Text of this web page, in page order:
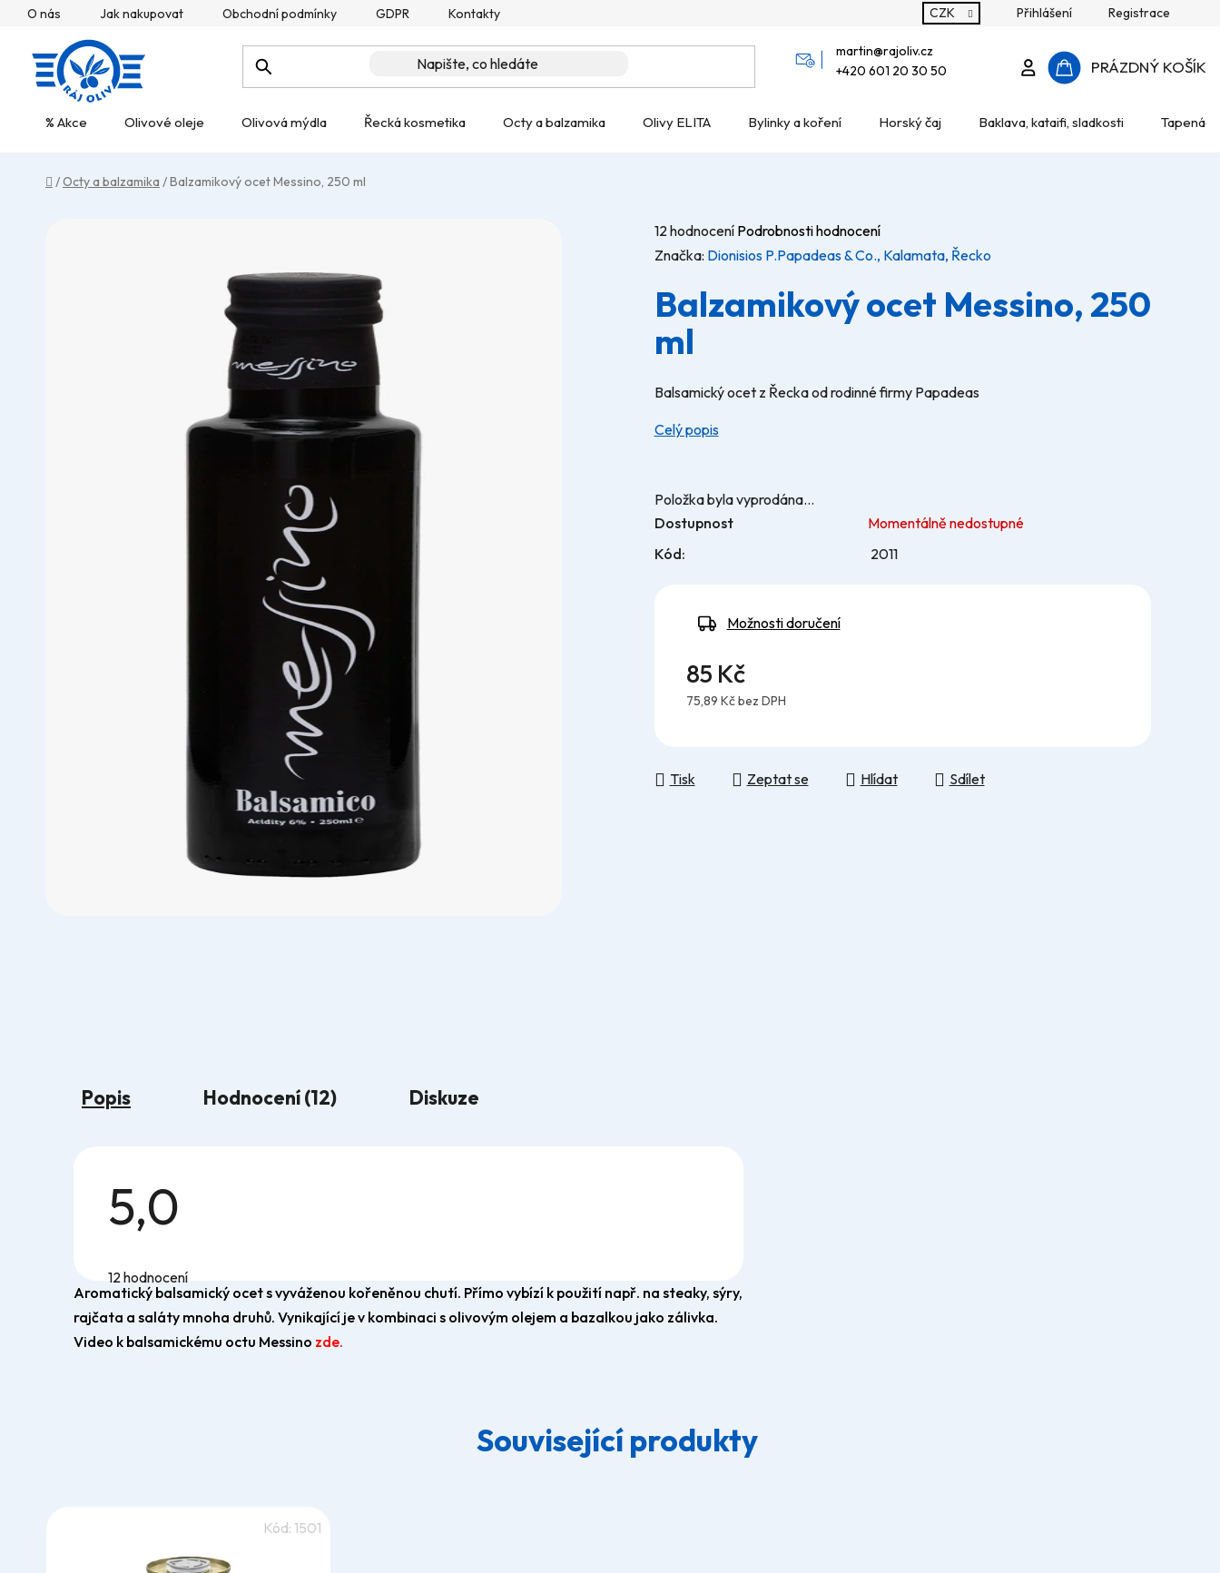
Přejít
obsah
O nás Jak nakupovat Obchodní podmínky GDPR Kontakty CZK Přihlášení Registrace
martin@rajoliv.cz
+420 601 20 30 50
Přihlášení
KOŠÍK
PRÁZDNÝ KOŠÍK
% Akce Olivové oleje Olivová mýdla Řecká kosmetika Octy a balzamika Olivy ELITA Bylinky a koření Horský čaj Baklava, kataifi, sladkosti
Domů
/Octy a balzamika /Balzamikový ocet Messino, 250 ml
Průměrné
hodnocení
je
z
hvězdiček.
12 hodnocení Podrobnosti hodnocení
Značka: Dionisios P.Papadeas & Co., Kalamata, Řecko
Balzamikový ocet Messino, 250
ml
Balsamický ocet z Řecka od rodinné firmy Papadeas
Celý popis
Položka byla vyprodána…
Dostupnost
Momentálně nedostupné
Kód:
2011
Možnosti doručení
85 Kč
75,89 Kč bez DPH
Tisk Zeptat se Hlídat Sdílet
Popis Hodnocení (12) Diskuze
5,0
produktu
je
5,0
z
5
hvězdiček.
12 hodnocení
Aromatický balsamický ocet s vyváženou kořeněnou chutí. Přímo vybízí k použití např. na steaky, sýry,
rajčata a saláty mnoha druhů. Vynikající je v kombinaci s olivovým olejem a bazalkou jako zálivka.
Video k balsamickému octu Messino zde.
Související produkty
Kód: 1501